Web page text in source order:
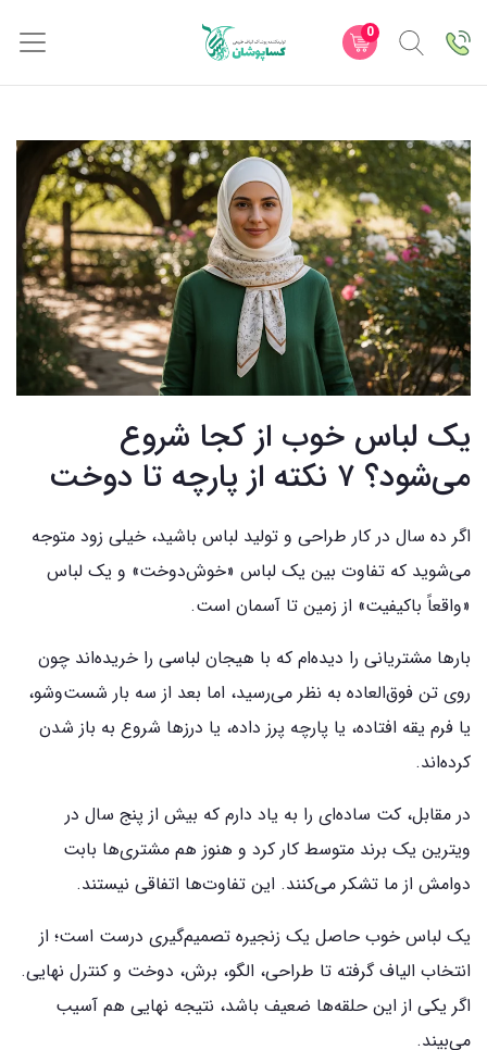
0
یک لباس خوب از کجا شروع
می‌شود؟ ۷ نکته از پارچه تا دوخت
اگر ده سال در کار طراحی و تولید لباس باشید، خیلی زود متوجه
می‌شوید که تفاوت بین یک لباس «خوش‌دوخت» و یک لباس
«واقعاً باکیفیت» از زمین تا آسمان است.
بارها مشتریانی را دیده‌ام که با هیجان لباسی را خریده‌اند چون
روی تن فوق‌العاده به نظر می‌رسید، اما بعد از سه بار شست‌وشو،
یا فرم یقه افتاده، یا پارچه پرز داده، یا درزها شروع به باز شدن
کرده‌اند.
در مقابل، کت ساده‌ای را به یاد دارم که بیش از پنج سال در
ویترین یک برند متوسط کار کرد و هنوز هم مشتری‌ها بابت
دوامش از ما تشکر می‌کنند. این تفاوت‌ها اتفاقی نیستند.
یک لباس خوب حاصل یک زنجیره تصمیم‌گیری درست است؛ از
انتخاب الیاف گرفته تا طراحی، الگو، برش، دوخت و کنترل نهایی.
اگر یکی از این حلقه‌ها ضعیف باشد، نتیجه نهایی هم آسیب
می‌بیند.